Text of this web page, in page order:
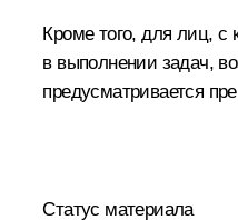
Кроме того, для лиц, с
в выполнении задач,
предусматривается
Статус материала